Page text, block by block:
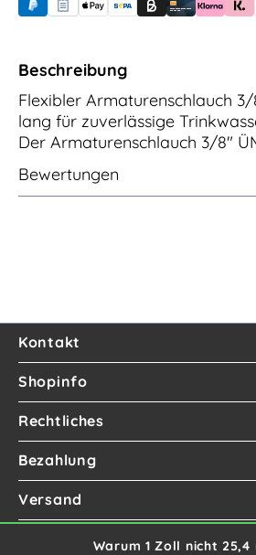
Warum 1 Zoll nicht 25,4
PayPalRechnungskauf (für Behörden)
Apple PayBanküberweisung
Rechnungskauf
Kreditkarte
Beschreibung
Flexibler Armaturenschlauch 3/
lang für zuverlässige
Der Armaturenschlauch 3/8"
Bewertungen
Kontakt
Shopinfo
Rechtliches
Bezahlung
Versand